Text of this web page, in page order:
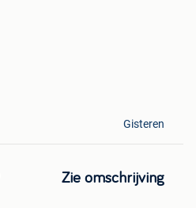
Gisteren
Zie omschrijving